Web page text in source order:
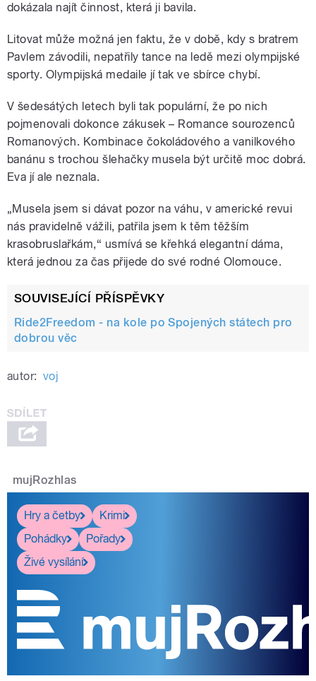
dokázala najít činnost, která ji bavila.
Litovat může možná jen faktu, že v době, kdy s bratrem
Pavlem závodili, nepatřily tance na ledě mezi olympijské
sporty. Olympijská medaile jí tak ve sbírce chybí.
V šedesátých letech byli tak populární, že po nich
pojmenovali dokonce zákusek – Romance sourozenců
Romanových. Kombinace čokoládového a vanilkového
banánu s trochou šlehačky musela být určitě moc dobrá.
Eva jí ale neznala.
„Musela jsem si dávat pozor na váhu, v americké revui
nás pravidelně vážili, patřila jsem k těm těžším
krasobruslařkám,“ usmívá se křehká elegantní dáma,
která jednou za čas přijede do své rodné Olomouce.
SOUVISEJÍCÍ PŘÍSPĚVKY
Ride2Freedom - na kole po Spojených státech pro
dobrou věc
autor: voj
mujRozhlas
Hry a četby
Krimi
Pohádky
Pořady
Živé vysílání